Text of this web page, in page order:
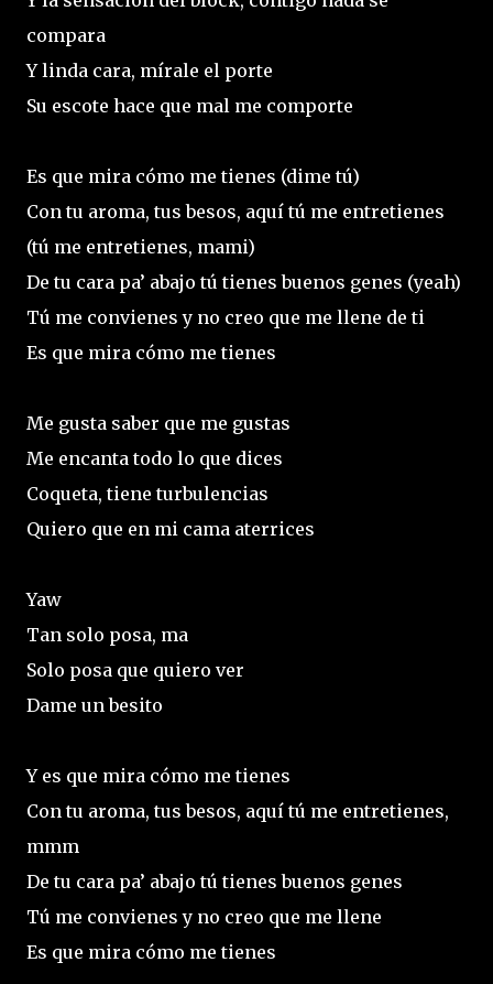
compara
Y linda cara, mírale el porte
Su escote hace que mal me comporte
Es que mira cómo me tienes (dime tú)
Con tu aroma, tus besos, aquí tú me entretienes
(tú me entretienes, mami)
De tu cara pa’ abajo tú tienes buenos genes (yeah)
Tú me convienes y no creo que me llene de ti
Es que mira cómo me tienes
Me gusta saber que me gustas
Me encanta todo lo que dices
Coqueta, tiene turbulencias
Quiero que en mi cama aterrices
Yaw
Tan solo posa, ma
Solo posa que quiero ver
Dame un besito
Y es que mira cómo me tienes
Con tu aroma, tus besos, aquí tú me entretienes,
mmm
De tu cara pa’ abajo tú tienes buenos genes
Tú me convienes y no creo que me llene
Es que mira cómo me tienes